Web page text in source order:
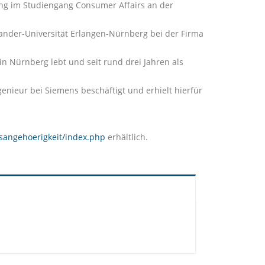
im Studiengang Consumer Affairs an der
Universität Erlangen-Nürnberg bei der Firma
Nürnberg lebt und seit rund drei Jahren als
bei Siemens beschäftigt und erhielt hierfür
index.php erhältlich.